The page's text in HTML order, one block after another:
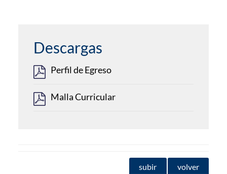
Descargas
Perfil de Egreso
Malla Curricular
subir volver